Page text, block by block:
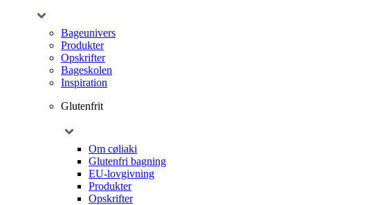
Bageunivers
Produkter
Opskrifter
Bageskolen
Inspiration
Glutenfrit
Om cøliaki
Glutenfri bagning
EU-lovgivning
Produkter
Opskrifter